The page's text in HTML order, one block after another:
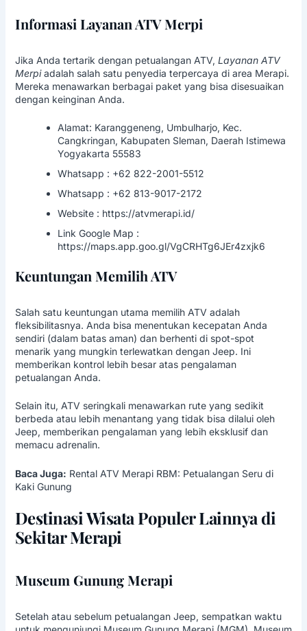
Informasi Layanan ATV Merpi
Jika Anda tertarik dengan petualangan ATV, Layanan ATV
Merpiadalah salah satu penyedia terpercaya di area Merapi.
Mereka menawarkan berbagai paket yang bisa disesuaikan
dengan keinginan Anda.
Alamat: Karanggeneng, Umbulharjo, Kec.
Cangkringan, Kabupaten Sleman, Daerah Istimewa
Yogyakarta 55583
Whatsapp : +62 822-2001-5512
Whatsapp : +62 813-9017-2172
Website : https://atvmerapi.id/
Link Google Map :
https://maps.app.goo.gl/VgCRHTg6JEr4zxjk6
Keuntungan Memilih ATV
Salah satu keuntungan utama memilih ATV adalah
fleksibilitasnya. Anda bisa menentukan kecepatan Anda
sendiri (dalam batas aman) dan berhenti di spot-spot
menarik yang mungkin terlewatkan dengan Jeep. Ini
memberikan kontrol lebih besar atas pengalaman
petualangan Anda.
Selain itu, ATV seringkali menawarkan rute yang sedikit
berbeda atau lebih menantang yang tidak bisa dilalui oleh
Jeep, memberikan pengalaman yang lebih eksklusif dan
memacu adrenalin.
Baca Juga: Rental ATV Merapi RBM: Petualangan Seru di
Kaki Gunung
Destinasi Wisata Populer Lainnya di
Sekitar Merapi
Museum Gunung Merapi
Setelah atau sebelum petualangan Jeep, sempatkan waktu